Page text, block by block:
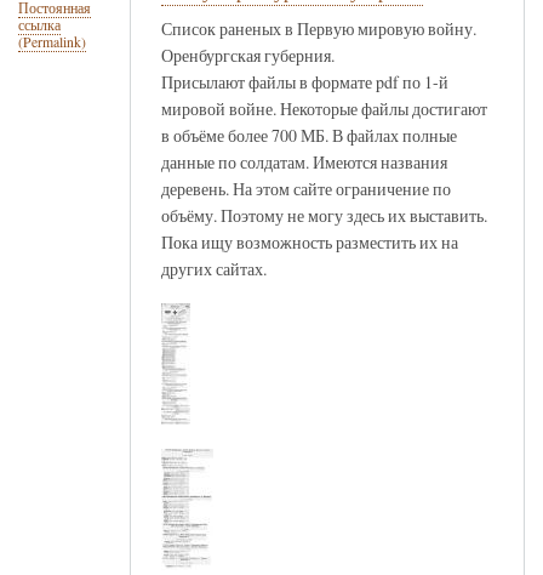
Постоянная
ссылка
(Permalink)
Список раненых в Первую мировую войну.
Оренбургская губерния.
Присылают файлы в формате pdf по 1-й
мировой войне. Некоторые файлы достигают
в объёме более 700 МБ. В файлах полные
данные по солдатам. Имеются названия
деревень. На этом сайте ограничение по
объёму. Поэтому не могу здесь их выставить.
Пока ищу возможность разместить их на
других сайтах.